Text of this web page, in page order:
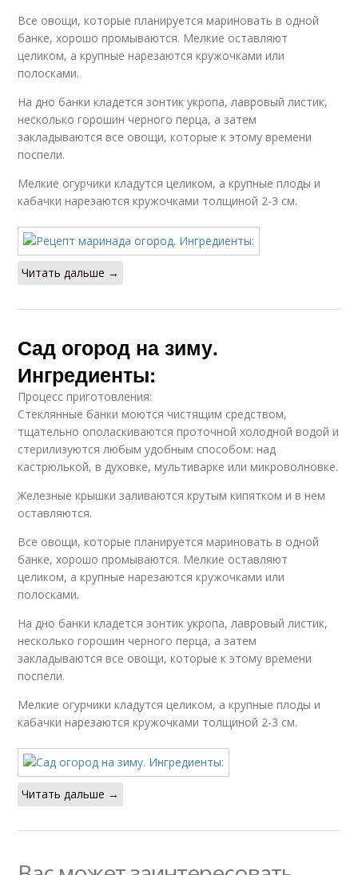
Все овощи, которые планируется мариновать в одной
банке, хорошо промываются. Мелкие оставляют
целиком, а крупные нарезаются кружочками или
полосками.
На дно банки кладется зонтик укропа, лавровый листик,
несколько горошин черного перца, а затем
закладываются все овощи, которые к этому времени
поспели.
Мелкие огурчики кладутся целиком, а крупные плоды и
кабачки нарезаются кружочками толщиной 2-3 см.
Читать дальше →
Сад огород на зиму.
Ингредиенты:
Процесс приготовления:
Стеклянные банки моются чистящим средством,
тщательно ополаскиваются проточной холодной водой и
стерилизуются любым удобным способом: над
кастрюлькой, в духовке, мультиварке или микроволновке.
Железные крышки заливаются крутым кипятком и в нем
оставляются.
Все овощи, которые планируется мариновать в одной
банке, хорошо промываются. Мелкие оставляют
целиком, а крупные нарезаются кружочками или
полосками.
На дно банки кладется зонтик укропа, лавровый листик,
несколько горошин черного перца, а затем
закладываются все овощи, которые к этому времени
поспели.
Мелкие огурчики кладутся целиком, а крупные плоды и
кабачки нарезаются кружочками толщиной 2-3 см.
Читать дальше →